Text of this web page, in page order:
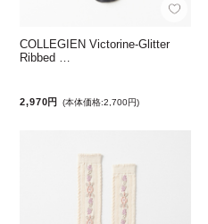
COLLEGIEN Victorine-Glitter
Ribbed …
2,970円 (本体価格:2,700円)